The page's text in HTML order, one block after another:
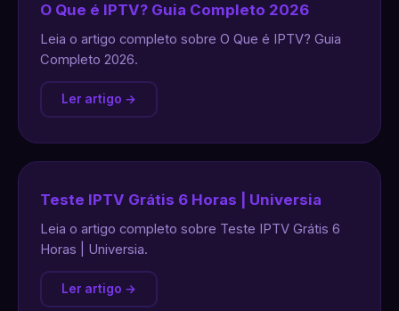
O Que é IPTV? Guia Completo 2026
Leia o artigo completo sobre O Que é IPTV? Guia
Completo 2026.
Ler artigo →
Teste IPTV Grátis 6 Horas | Universia
Leia o artigo completo sobre Teste IPTV Grátis 6
Horas | Universia.
Ler artigo →